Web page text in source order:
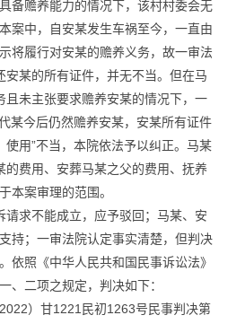
备赡养能力的情况下，该村村委会无
案中，自安某发生车祸至今，一直由
将履行对安某的赡养义务，故一审法
安某的所有证件，并无不当。但在马
且未主张要求赡养安某的情况下，一
某今后仍然赡养安某，安某所有证件
用”不当，本院依法予以纠正。马某
的费用、安葬马某之父的费用、抚养
本案审理的范围。
请求不能成立，应予驳回；马某、安
持；一审法院认定事实清楚，但判决
依照《中华人民共和国民事诉讼法》
、二项之规定，判决如下：
）甘1221民初1263号民事判决第